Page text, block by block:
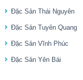
Đặc Sản Thái Nguyên
Đặc Sản Tuyên Quang
Đặc Sản Vĩnh Phúc
Đặc Sản Yên Bái